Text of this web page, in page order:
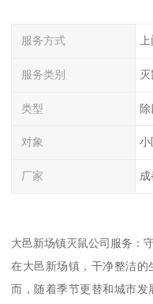
服务方式
服务类别
类型
对象 小
厂家
大邑新场镇灭鼠公司服务：
在大邑新场镇，干净整洁
而，随着季节更替和城市